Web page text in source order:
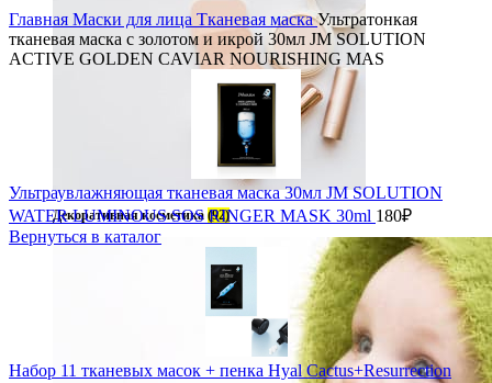
Декоративная косметика (92)
Главная Маски для лица Тканевая маскаУльтратонкая
тканевая маска с золотом и икрой 30мл JM SOLUTION
ACTIVE GOLDEN CAVIAR NOURISHING MAS
Ультраувлажняющая тканевая маска 30мл JM SOLUTION
WATER LUMINOUS SOS RINGER MASK 30ml 180₽
Вернуться в каталог
Набор 11 тканевых масок + пенка Hyal Cactus+Resurrection